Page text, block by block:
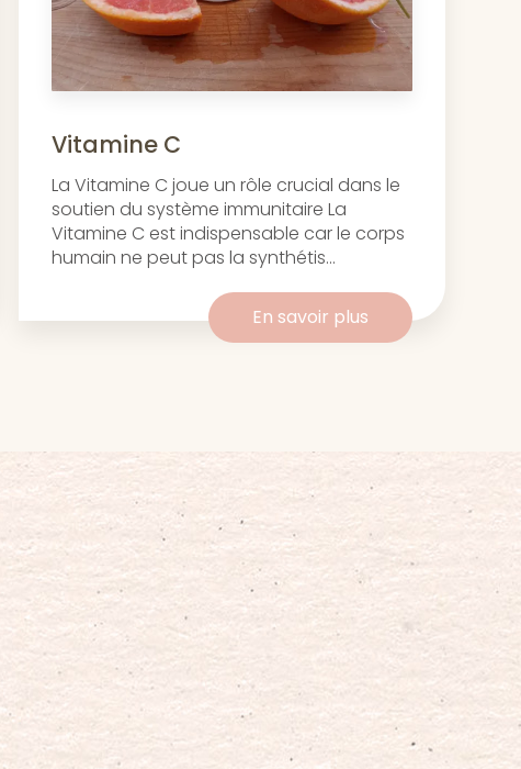
Vitamine C
La Vitamine C joue un rôle crucial dans le
soutien du système immunitaire La
Vitamine C est indispensable car le corps
humain ne peut pas la synthétis...
En savoir plus